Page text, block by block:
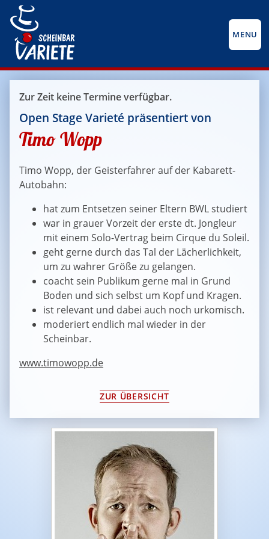
MENU
Zur Zeit keine Termine verfügbar.
Open Stage Varieté präsentiert von
Timo Wopp
Timo Wopp, der Geisterfahrer auf der Kabarett-
Autobahn:
hat zum Entsetzen seiner Eltern BWL studiert
war in grauer Vorzeit der erste dt. Jongleur
mit einem Solo-Vertrag beim Cirque du Soleil.
geht gerne durch das Tal der Lächerlichkeit,
um zu wahrer Größe zu gelangen.
coacht sein Publikum gerne mal in Grund
Boden und sich selbst um Kopf und Kragen.
ist relevant und dabei auch noch urkomisch.
moderiert endlich mal wieder in der
Scheinbar.
www.timowopp.de
ZUR ÜBERSICHT